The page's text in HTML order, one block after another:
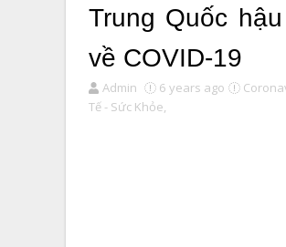
Trung Quốc
về COVID-19
Admin 6 years ago
Tế - Sức Khỏe,